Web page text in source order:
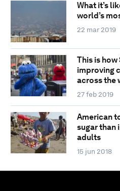
What it’s
world’s
22 mar 2019
This is how
improving
across the
27 feb 2019
American
sugar than
adults
15 jun 2018